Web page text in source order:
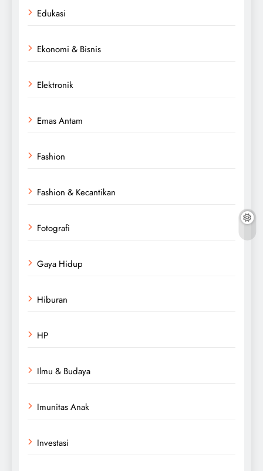
Edukasi
Ekonomi & Bisnis
Elektronik
Emas Antam
Fashion
Fashion & Kecantikan
Fotografi
Gaya Hidup
Hiburan
HP
Ilmu & Budaya
Imunitas Anak
Investasi